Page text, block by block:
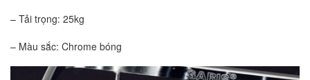
– Tải trọng: 25kg
– Màu sắc: Chrome bóng